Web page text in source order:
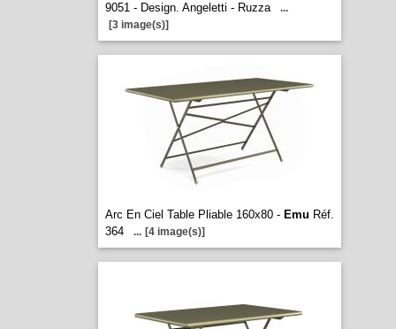
9051 - Design. Angeletti - Ruzza
...
[3 image(s)]
Arc En Ciel Table Pliable 160x80 - Emu Réf.
364
... [4 image(s)]